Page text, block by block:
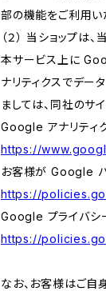
部の機能をご利用い
（２） 当ショップは
本サービス上に
ナリティクスでデー
ましては、同社のサ
Google アナリティ
https://
お客様が Google パ
https://
Google プライバシ
https://
なお、お客様はご自